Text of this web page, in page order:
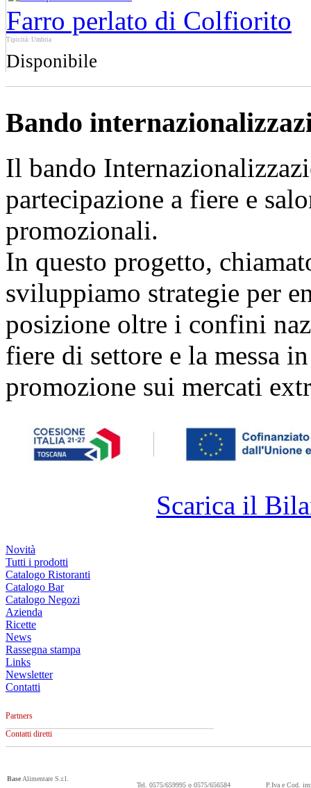
Farro perlato di Colfiorito
Tipicità: Umbria
Disponibile
Bando
Il bando
partecipazione a fiere e
promozionali.
In questo progetto,
sviluppiamo strategie per
posizione oltre i confini
fiere di settore e la messa
promozione sui mercati
Scarica il
Novità
Tutti i prodotti
Catalogo Ristoranti
Catalogo Bar
Catalogo Negozi
Azienda
Ricette
News
Rassegna stampa
Links
Newsletter
Contatti
Partners
Contatti diretti
BaseAlimentare S.r.l.
Tel. 0575/659995 o 0575/656584 P.Iva e Cod.